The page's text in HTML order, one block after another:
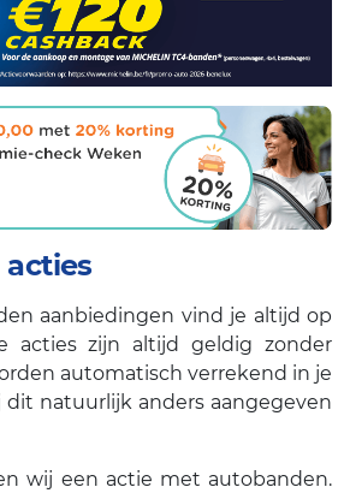
aanbiedingen vind je altijd op
acties zijn altijd geldig zonder
automatisch verrekend in je
natuurlijk anders aangegeven
wij een actie met autobanden.